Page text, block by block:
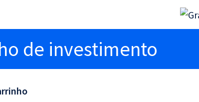
de investimento